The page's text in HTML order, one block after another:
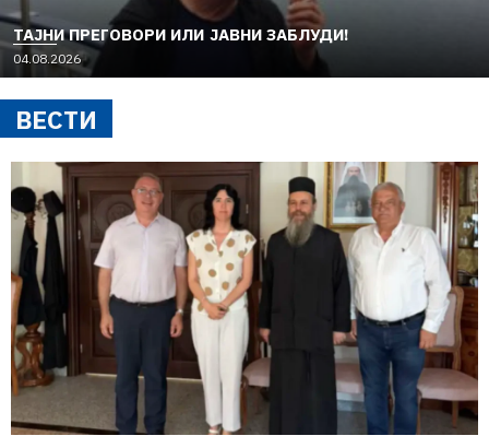
TAЈНИ ПРЕГОВОРИ ИЛИ ЈАВНИ ЗАБЛУДИ!
04.08.2026
ВЕСТИ